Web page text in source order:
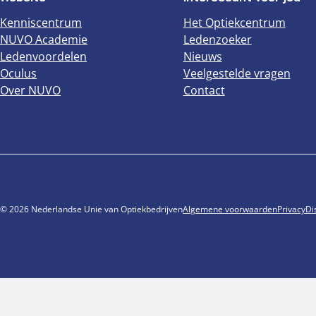
Kenniscentrum
NUVO Academie
Ledenvoordelen
Oculus
Over NUVO
Het Optiekcentrum
Ledenzoeker
Nieuws
Veelgestelde vragen
Contact
© 2026 Nederlandse Unie van OptiekbedrijvenAlgemene voorwaardenPrivacy